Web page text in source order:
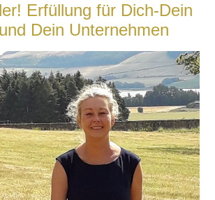
Erfüllung für Dich-Dein
Dein Unternehmen